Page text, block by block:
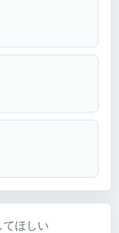
ほしい